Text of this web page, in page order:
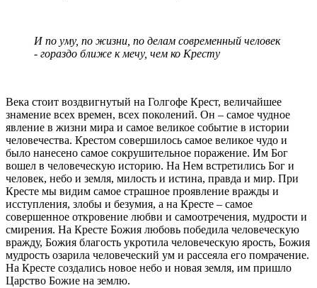
И по уму, по жизни, по делам современный человек
- гораздо ближе к мечу, чем ко Кресту
Века стоит воздвигнутый на Голгофе Крест, величайшее
знамение всех времен, всех поколений. Он – самое чудное
явление в жизни мира и самое великое событие в истории
человечества. Крестом совершилось самое великое чудо и
было нанесено самое сокрушительное поражение. Им Бог
вошел в человеческую историю. На Нем встретились Бог и
человек, небо и земля, милость и истина, правда и мир. При
Кресте мы видим самое страшное проявление вражды и
исступления, злобы и безумия, а на Кресте – самое
совершенное откровение любви и самоотречения, мудрости и
смирения. На Кресте Божия любовь победила человеческую
вражду, Божия благость укротила человеческую ярость, Божия
мудрость озарила человеческий ум и рассеяла его помрачение.
На Кресте создались новое небо и новая земля, им пришло
Царство Божие на землю.